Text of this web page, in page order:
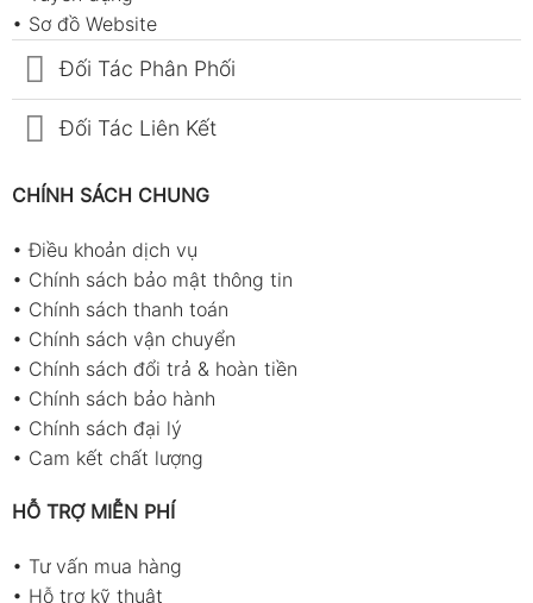
• Sơ đồ Website
Đối Tác Phân Phối
Đối Tác Liên Kết
CHÍNH SÁCH CHUNG
•Điều khoản dịch vụ
• Chính sách bảo mật thông tin
• Chính sách thanh toán
• Chính sách vận chuyển
• Chính sách đổi trả & hoàn tiền
• Chính sách bảo hành
• Chính sách đại lý
• Cam kết chất lượng
HỖ TRỢ MIỄN PHÍ
• Tư vấn mua hàng
• Hỗ trợ kỹ thuật